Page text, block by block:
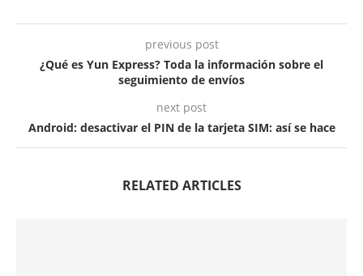
previous post
¿Qué es Yun Express? Toda la información sobre el
seguimiento de envíos
next post
Android: desactivar el PIN de la tarjeta SIM: así se hace
RELATED ARTICLES